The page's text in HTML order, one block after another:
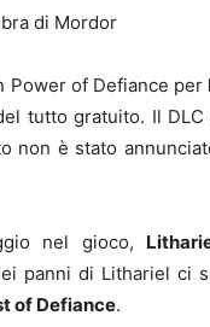
Power of Defiance per
tutto gratuito. Il
non è stato
nel gioco,
panni di Lithariel ci
of Defiance.